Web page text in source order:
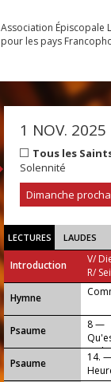
Association Épiscopale
pour les pays
1 NOV. 2025
Tous les
Solennité
Dimanche
LECTURES LAUDES
Introduction
V/
R/
...
Hymne
Psaume
8 —
Psaume
14.